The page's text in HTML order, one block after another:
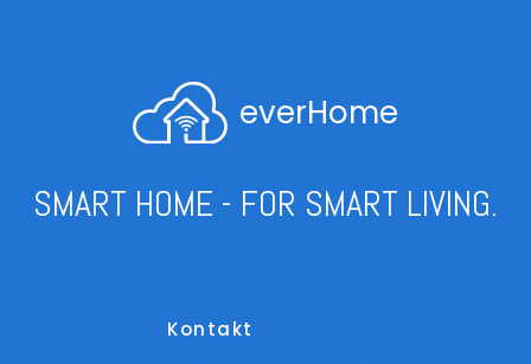
everHome
SMART HOME - FOR SMART LIVING.
Kontakt